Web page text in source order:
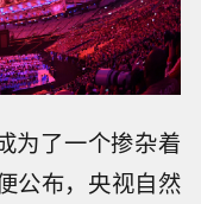
为了一个掺杂着
公布，央视自然